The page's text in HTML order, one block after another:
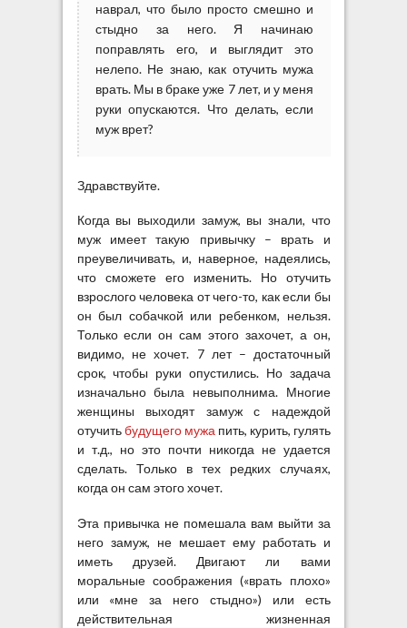
наврал, что было просто смешно и
стыдно за него. Я начинаю
поправлять его, и выглядит это
нелепо. Не знаю, как отучить мужа
врать. Мы в браке уже 7 лет, и у меня
руки опускаются. Что делать, если
муж врет?
Здравствуйте.
Когда вы выходили замуж, вы знали, что
муж имеет такую привычку – врать и
преувеличивать, и, наверное, надеялись,
что сможете его изменить. Но отучить
взрослого человека от чего-то, как если бы
он был собачкой или ребенком, нельзя.
Только если он сам этого захочет, а он,
видимо, не хочет. 7 лет – достаточный
срок, чтобы руки опустились. Но задача
изначально была невыполнима. Многие
женщины выходят замуж с надеждой
отучитьбудущего мужа пить, курить, гулять
и т.д., но это почти никогда не удается
сделать. Только в тех редких случаях,
когда он сам этого хочет.
Эта привычка не помешала вам выйти за
него замуж, не мешает ему работать и
иметь друзей. Двигают ли вами
моральные соображения («врать плохо»
или «мне за него стыдно») или есть
действительная жизненная